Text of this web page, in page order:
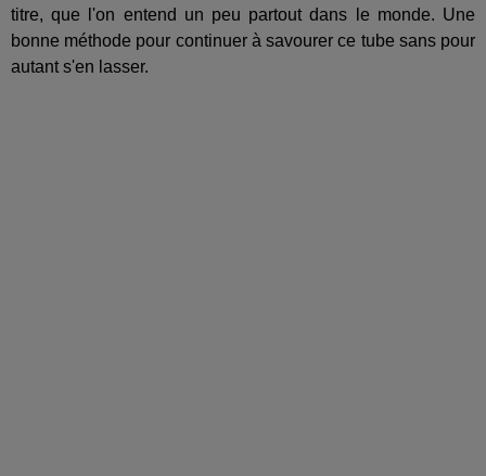
titre, que l'on entend un peu partout dans le monde. Une
bonne méthode pour continuer à savourer ce tube sans pour
autant s'en lasser.